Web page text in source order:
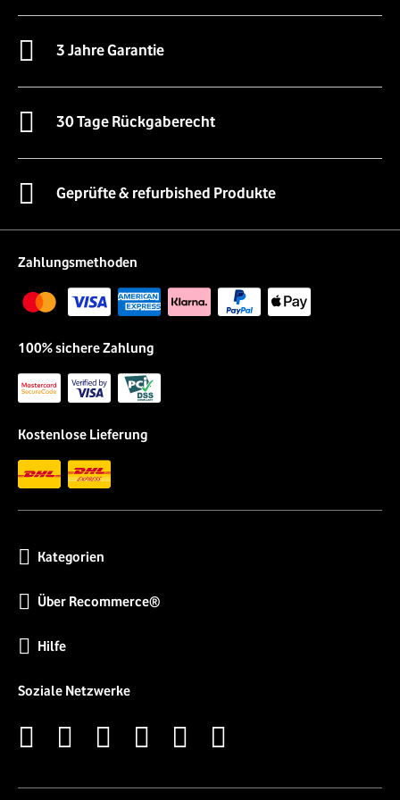
3 Jahre Garantie
30 Tage Rückgaberecht
Geprüfte & refurbished Produkte
Zahlungsmethoden
100% sichere Zahlung
Kostenlose Lieferung
Kategorien
Über Recommerce®
Hilfe
Soziale Netzwerke